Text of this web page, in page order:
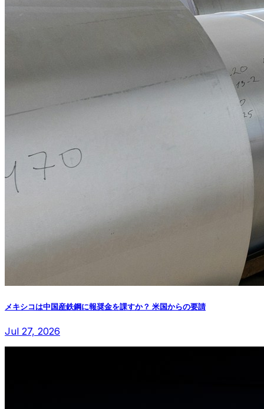
メキシコは中国産鉄鋼に報奨金を課すか？ 米国からの要請
Jul 27, 2026